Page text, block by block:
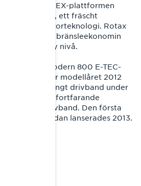
i den nya REX-plattformen
chassi, ett fräscht
motorteknologi. Rotax
och bränsleekonomin
till en helt ny nivå.
stark och modern 800 E-TEC-
och för modellåret 2012
3 270 mm långt drivband under
konkurrenter fortfarande
mm långa drivband. Den första
Blade-skidan lanserades 2013.